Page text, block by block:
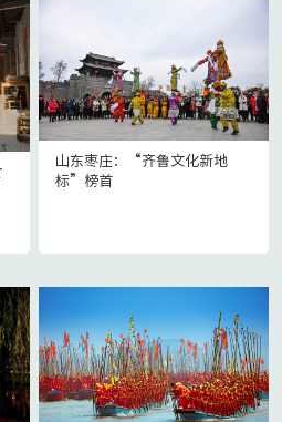
山东枣庄：“齐鲁文化新地
标”榜首